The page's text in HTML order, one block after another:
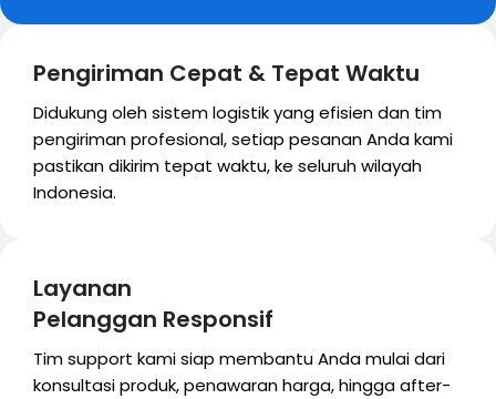
Pengiriman Cepat & Tepat Waktu
Didukung oleh sistem logistik yang efisien dan tim
pengiriman profesional, setiap pesanan Anda kami
pastikan dikirim tepat waktu, ke seluruh wilayah
Indonesia.
Layanan
Pelanggan Responsif
Tim support kami siap membantu Anda mulai dari
konsultasi produk, penawaran harga, hingga after-